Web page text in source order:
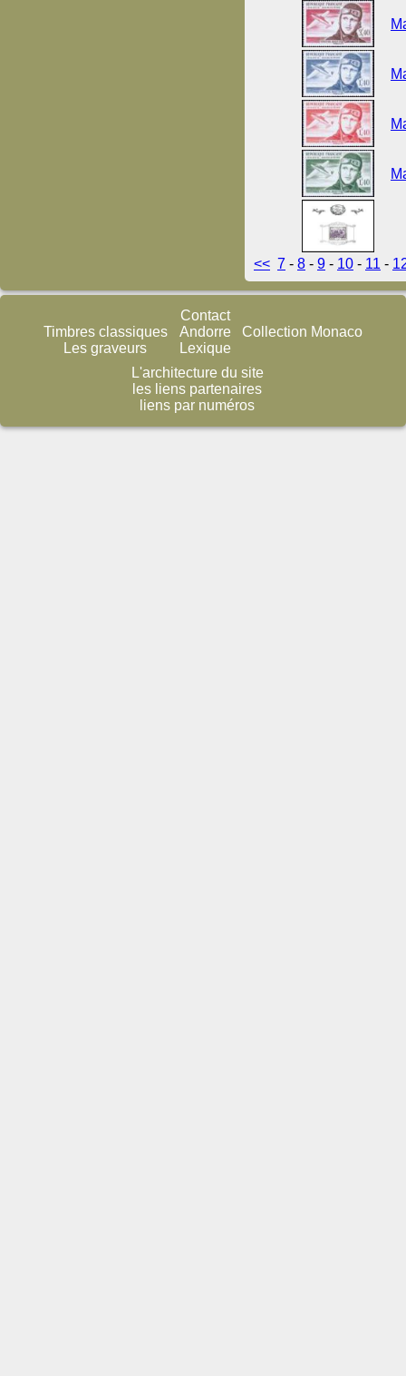
<< 7 - 8 - 9 - 10 - 11 -
Timbres classiques
Les graveurs
Contact
Andorre
Lexique
Collection Monaco
L'architecture du site
les liens partenaires
liens par numéros